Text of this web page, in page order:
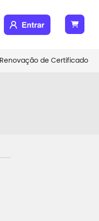
Renovação de Certificado